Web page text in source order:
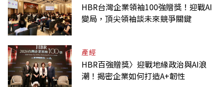
HBR台灣企業領袖100強贈獎！迎戰AI
變局，頂尖領袖談未來競爭關鍵
產經
HBR百強贈獎〉迎戰地緣政治與AI浪
潮！揭密企業如何打造A+韌性